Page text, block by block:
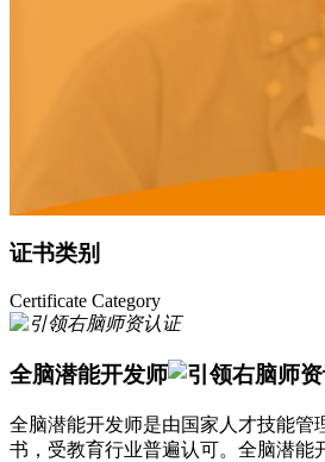
证书类别
Certificate Category
全脑潜能开发师
全脑潜能开发师是由国家人才技能管
书，受教育行业普遍认可。全脑潜能